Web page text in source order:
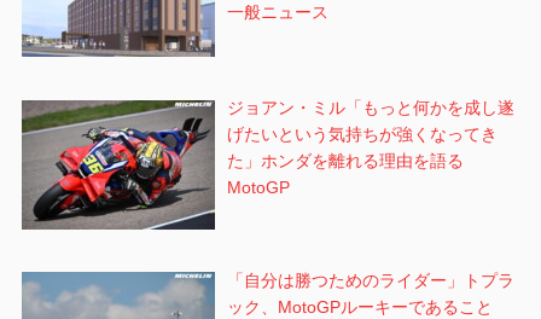
一般ニュース
ジョアン・ミル「もっと何かを成し遂
げたいという気持ちが強くなってき
た」ホンダを離れる理由を語る
MotoGP
「自分は勝つためのライダー」トプラ
ック、MotoGPルーキーであること